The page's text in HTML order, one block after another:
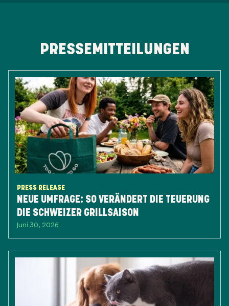
PRESSEMITTEILUNGEN
PRESS RELEASE
NEUE UMFRAGE: SO VERÄNDERT DIE TEUERUNG
DIE SCHWEIZER GRILLSAISON
Juni 30, 2026